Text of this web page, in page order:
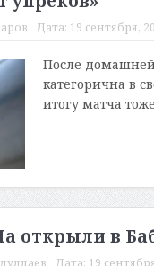
Дата: 19 сентября,
После
категорична в
итогу матча
открыли в
Дата: 19